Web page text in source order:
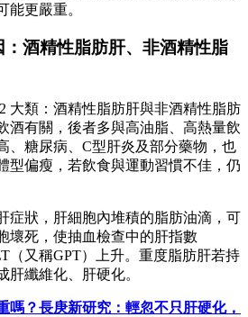
能更嚴重。
酒精性脂肪肝、非酒精性脂
大類：酒精性脂肪肝與非酒精性脂肪
酒有關，後者多與高油脂、高熱量飲
、糖尿病、C型肝炎及部分藥物，也
型偏瘦，若飲食與運動習慣不佳，仍
症狀，肝細胞內堆積的脂肪油滴，可
壞死，使抽血檢查中的肝指數
（又稱GPT）上升。重度脂肪肝若持
肝纖維化、肝硬化。
嗎？長庚新研究：輕忽不只肝硬化，